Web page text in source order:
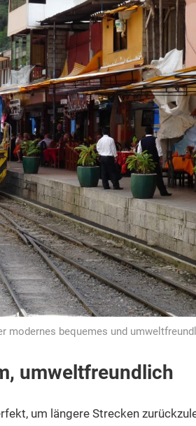
modernes bequemes und
umweltfreundlich
um längere Strecken